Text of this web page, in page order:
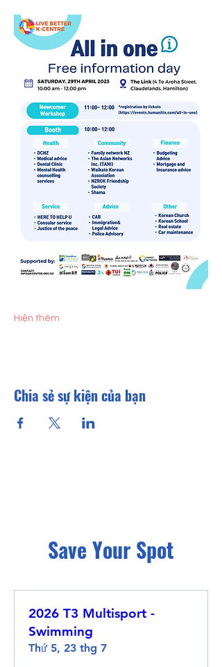
Hiện thêm
Chia sẻ sự kiện của bạn
Save Your Spot
2026 T3 Multisport -
Swimming
Thứ 5, 23 thg 7